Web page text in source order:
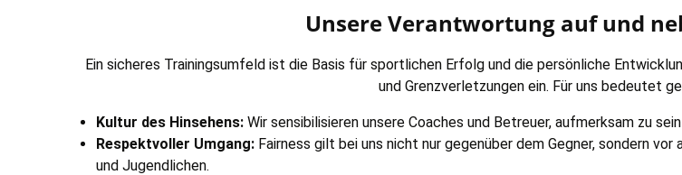
Unsere Verantwortung auf und
Ein sicheres Trainingsumfeld ist die Basis für sportlichen Erfolg und die persönliche
und Grenzverletzungen ein. Für uns bedeutet
Kultur des Hinsehens: Wir sensibilisieren unsere Coaches und Betreuer, aufmerksam zu
Respektvoller Umgang: Fairness gilt bei uns nicht nur gegenüber dem Gegner, sondern
und Jugendlichen.